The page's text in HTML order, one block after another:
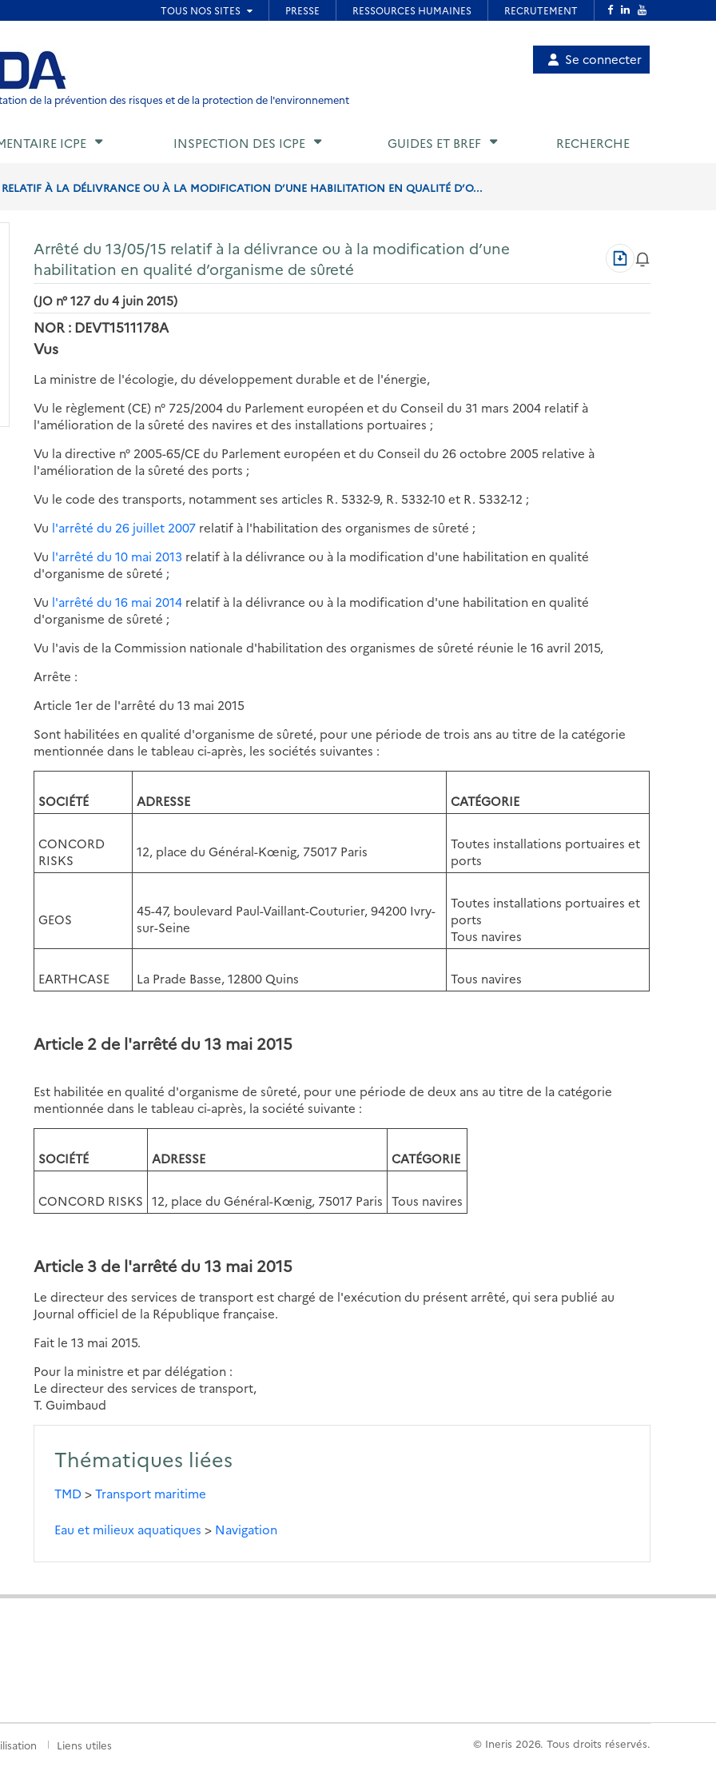
de page
de la prévention des risques et de la protection de l'environnement
Menu
utilisateur
Se connecter
ICPE INSPECTION DES ICPE GUIDES ET BREF RECHERCHE
À LA DÉLIVRANCE OU À LA MODIFICATION D’UNE HABILITATION EN QUALITÉ D’O...
Arrêté du 13/05/15 relatif à la délivrance ou à la modification d’une
habilitation en qualité d’organisme de sûreté
Télécharger
au
format
(JO n° 127 du 4 juin 2015)
NOR : DEVT1511178A
Vus
La ministre de l'écologie, du développement durable et de l'énergie,
Vu le règlement (CE) n° 725/2004 du Parlement européen et du Conseil du 31 mars 2004 relatif à
l'amélioration de la sûreté des navires et des installations portuaires ;
Vu la directive n° 2005-65/CE du Parlement européen et du Conseil du 26 octobre 2005 relative à
l'amélioration de la sûreté des ports ;
Vu le code des transports, notamment ses articles R. 5332-9, R. 5332-10 et R. 5332-12 ;
Vu l'arrêté du 26 juillet 2007 relatif à l'habilitation des organismes de sûreté ;
Vu l'arrêté du 10 mai 2013 relatif à la délivrance ou à la modification d'une habilitation en qualité
d'organisme de sûreté ;
Vu l'arrêté du 16 mai 2014 relatif à la délivrance ou à la modification d'une habilitation en qualité
d'organisme de sûreté ;
Vu l'avis de la Commission nationale d'habilitation des organismes de sûreté réunie le 16 avril 2015,
Arrête :
Article 1er de l'arrêté du 13 mai 2015
Sont habilitées en qualité d'organisme de sûreté, pour une période de trois ans au titre de la catégorie
mentionnée dans le tableau ci-après, les sociétés suivantes :
SOCIÉTÉ ADRESSE CATÉGORIE
CONCORD
RISKS
12, place du Général-Kœnig, 75017 Paris
Toutes installations portuaires et
ports
GEOS
45-47, boulevard Paul-Vaillant-Couturier, 94200 Ivry-
sur-Seine
Toutes installations portuaires et
ports
Tous navires
EARTHCASE La Prade Basse, 12800 Quins Tous navires
Article 2 de l'arrêté du 13 mai 2015
Est habilitée en qualité d'organisme de sûreté, pour une période de deux ans au titre de la catégorie
mentionnée dans le tableau ci-après, la société suivante :
SOCIÉTÉ ADRESSE CATÉGORIE
CONCORD RISKS 12, place du Général-Kœnig, 75017 Paris Tous navires
Article 3 de l'arrêté du 13 mai 2015
Le directeur des services de transport est chargé de l'exécution du présent arrêté, qui sera publié au
Journal officiel de la République française.
Fait le 13 mai 2015.
Pour la ministre et par délégation :
Le directeur des services de transport,
T. Guimbaud
Thématiques liées
TMD>Transport maritime
Eau et milieux aquatiques > Navigation
Liens utiles © Ineris 2026. Tous droits réservés.